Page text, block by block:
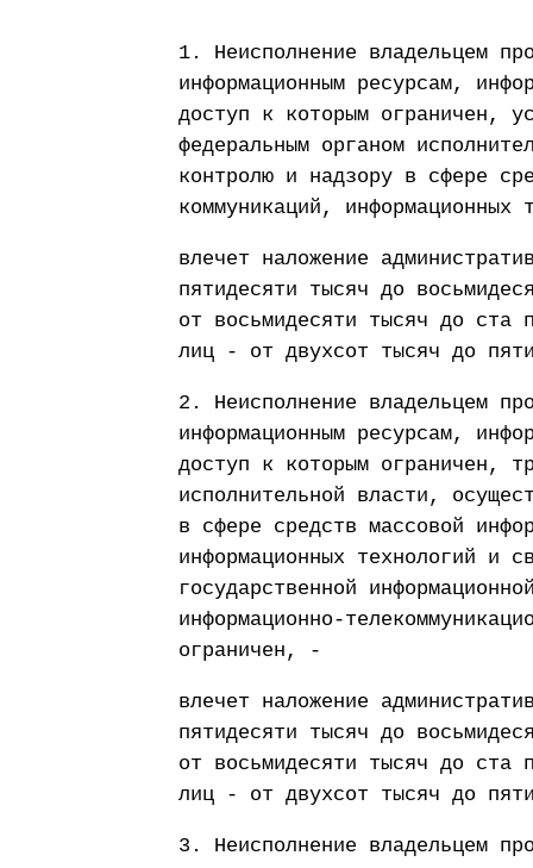
1. Неисполнение владельцем
информационным ресурсам,
доступ к которым ограничен,
федеральным органом
контролю и надзору в сфере
коммуникаций,
влечет наложение
пятидесяти тысяч до
от восьмидесяти тысяч до ста
лиц - от двухсот тысяч до
2. Неисполнение владельцем
информационным ресурсам,
доступ к которым ограничен,
исполнительной власти,
в сфере средств массовой
информационных технологий и
государственной
информационно-
ограничен, -
влечет наложение
пятидесяти тысяч до
от восьмидесяти тысяч до ста
лиц - от двухсот тысяч до
3. Неисполнение владельцем